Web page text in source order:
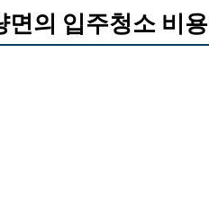
면의 입주청소 비용